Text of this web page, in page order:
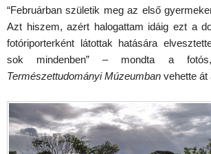
“Februárban születik meg az első
Azt hiszem, azért halogattam idáig ezt a
fotóriporterként látottak hatására
sok mindenben” – mondta a
Természettudományi Múzeumban vehette át